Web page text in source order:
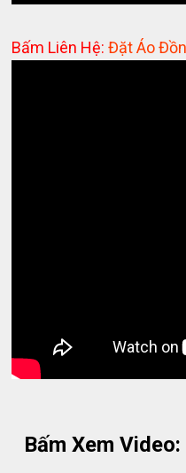
Bấm Liên Hệ:Đặt Áo
Bấm Xem